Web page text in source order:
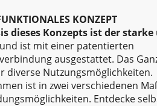
KONZEPT
dieses Konzepts ist der
ist mit einer patentierten
ausgestattet. Das
diverse Nutzungsmöglichkeiten.
ist in zwei verschiedenen
Entdecke